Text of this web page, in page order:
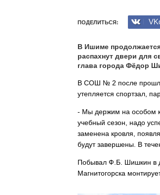
ПОДЕЛИТЬСЯ:
В Ишиме
распахнут двери для
глава города Фёдор
В СОШ № 2 после
утепляется спортзал,
- Мы держим на особом
учебный сезон, надо
заменена кровля,
будут завершены. В
Побывал Ф.Б. Шишкин в
Магнитогорска